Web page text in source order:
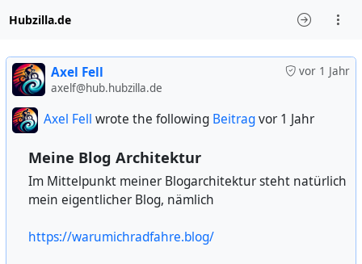
Hubzilla.de
vor 1 Jahr
Axel Fell
axelf@hub.hubzilla.de
Axel Fell wrote the following Beitragvor 1 Jahr
Meine Blog Architektur
Im Mittelpunkt meiner Blogarchitektur steht natürlich
mein eigentlicher Blog, nämlich
https://warumichradfahre.blog/